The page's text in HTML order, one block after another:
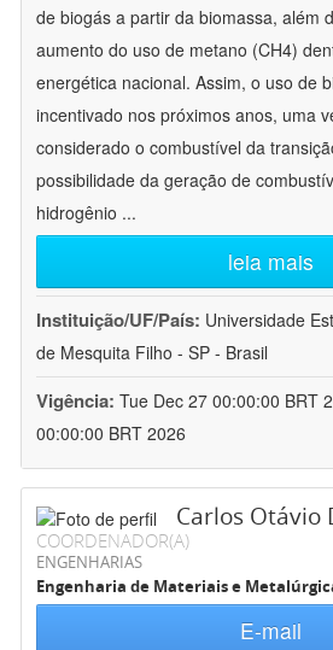
de biogás a partir da biomassa, além
aumento do uso de metano (CH4)
energética nacional. Assim, o uso de
incentivado nos próximos anos, uma
considerado o combustível da
possibilidade da geração de
hidrogênio ...
leia mais
Instituição/UF/País: Universidade
de Mesquita Filho - SP - Brasil
Vigência: Tue Dec 27 00:00:00 BRT
00:00:00 BRT 2026
Carlos Otávio
COORDENADOR(A)
ENGENHARIAS
Engenharia de Materiais e
E-mail